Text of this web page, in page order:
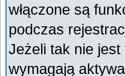
włączone są
podczas
Jeżeli tak nie
wymagają